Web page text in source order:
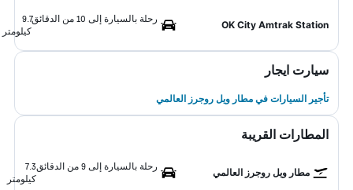
OK City Amtrak Station
رحلة بالسيارة إلى 10 من الدقائق
9.7
كيلومتر
سيارت ايجار
تأجير السيارات في مطار ويل روجرز العالمي
المطارات القريبة
مطار ويل روجرز العالمي
رحلة بالسيارة إلى 9 من الدقائق
7.3
كيلومتر